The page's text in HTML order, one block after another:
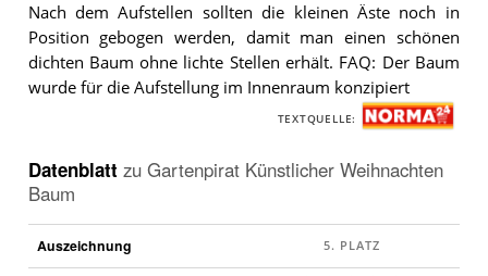
Nach dem Aufstellen sollten die kleinen Äste noch in
Position gebogen werden, damit man einen schönen
dichten Baum ohne lichte Stellen erhält. FAQ: Der Baum
wurde für die Aufstellung im Innenraum konzipiert
TEXTQUELLE:
Datenblatt zu Gartenpirat Künstlicher Weihnachten
Baum
Auszeichnung